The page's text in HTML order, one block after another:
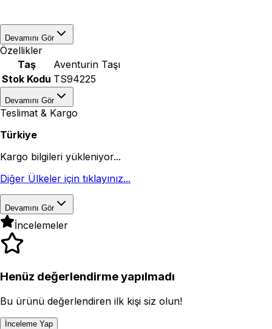
Devamını Gör
Özellikler
Taş
Aventurin Taşı
Stok Kodu TS94225
Devamını Gör
Teslimat & Kargo
Türkiye
Kargo bilgileri yükleniyor...
Diğer Ülkeler için tıklayınız...
Devamını Gör
İncelemeler
Henüz değerlendirme yapılmadı
Bu ürünü değerlendiren ilk kişi siz olun!
İnceleme Yap